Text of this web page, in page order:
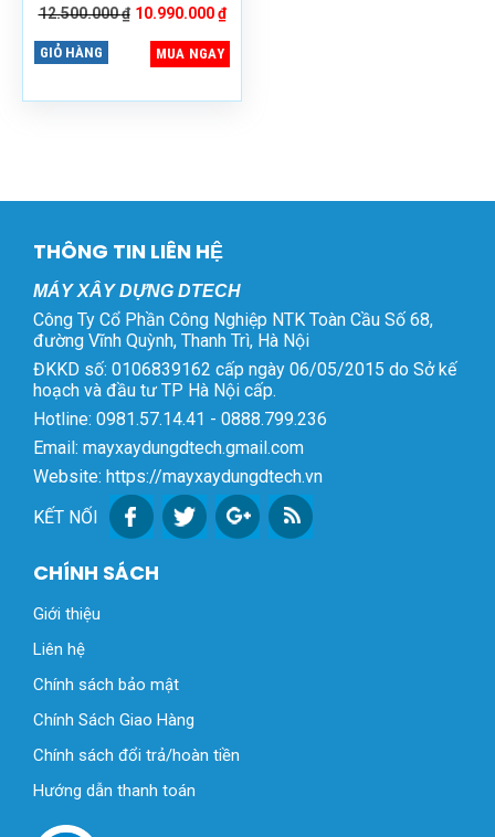
12.500.000₫ Giá
12.500.000 ₫.
10.990.000₫Giá
tại
là:
GIỎ HÀNG MUA NGAY
THÔNG TIN LIÊN HỆ
MÁY XÂY DỰNG DTECH
Công Ty Cổ Phần Công Nghiệp NTK Toàn Cầu Số 68,
đường Vĩnh Quỳnh, Thanh Trì, Hà Nội
ĐKKD số: 0106839162 cấp ngày 06/05/2015 do Sở kế
hoạch và đầu tư TP Hà Nội cấp.
Hotline: 0981.57.14.41 - 0888.799.236
Email: mayxaydungdtech.gmail.com
Website: https://mayxaydungdtech.vn
KẾT NỐI
CHÍNH SÁCH
Giới thiệu
Liên hệ
Chính sách bảo mật
Chính Sách Giao Hàng
Chính sách đổi trả/hoàn tiền
Hướng dẫn thanh toán